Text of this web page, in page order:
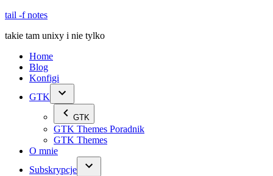
Skip
content
tail -f notes
takie tam unixy i nie tylko
Home
Blog
Konfigi
GTK
GTK
GTK Themes Poradnik
GTK Themes
O mnie
Subskrypcje